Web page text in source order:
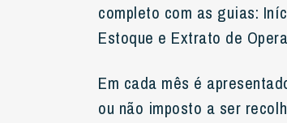
completo com as guias:
Estoque e Extrato de
Em cada mês é
ou não imposto a ser